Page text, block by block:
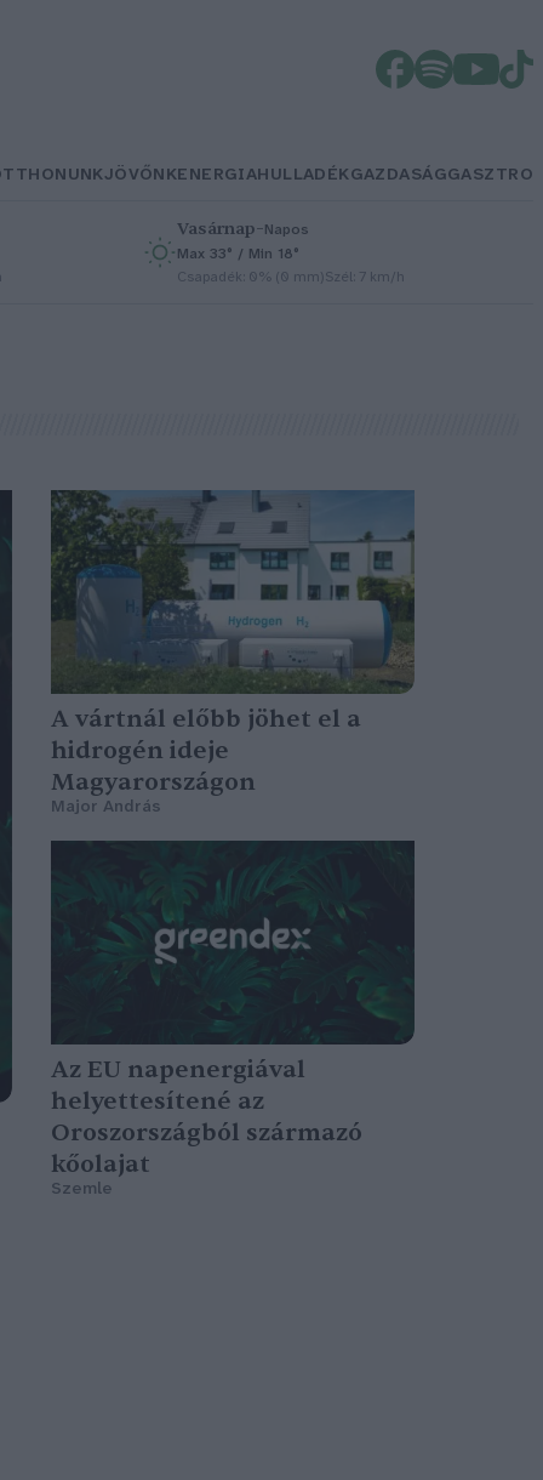
JÖVŐNKENERGIAHULLADÉKGAZDASÁGGASZTRO
Vasárnap–Napos
Max 33° / Min 18°
Csapadék: 0% (0 mm)Szél: 7 km/h
A vártnál előbb jöhet el a
hidrogén ideje
Magyarországon
Major András
Az EU napenergiával
helyettesítené az
Oroszországból származó
kőolajat
Szemle